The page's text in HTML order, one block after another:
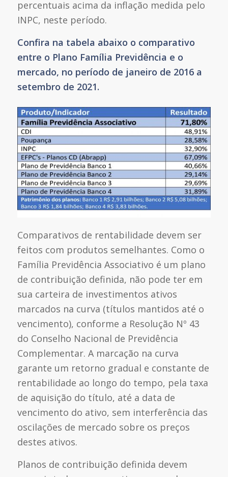
percentuais acima da inflação medida pelo
INPC, neste período.
Confira na tabela abaixo o comparativo
entre o Plano Família Previdência e o
mercado, no período de janeiro de 2016 a
setembro de 2021.
Comparativos de rentabilidade devem ser
feitos com produtos semelhantes. Como o
Família Previdência Associativo é um plano
de contribuição definida, não pode ter em
sua carteira de investimentos ativos
marcados na curva (títulos mantidos até o
vencimento), conforme a Resolução Nº 43
do Conselho Nacional de Previdência
Complementar. A marcação na curva
garante um retorno gradual e constante de
rentabilidade ao longo do tempo, pela taxa
de aquisição do título, até a data de
vencimento do ativo, sem interferência das
oscilações de mercado sobre os preços
destes ativos.
Planos de contribuição definida devem